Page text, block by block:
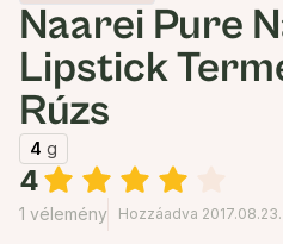
Naarei Pure
Lipstick
Rúzs
4 g
4
1 vélemény Hozzáadva 2017.08.23.